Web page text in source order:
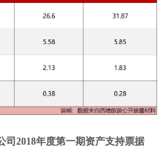
司2018年度第一期资产支持票据